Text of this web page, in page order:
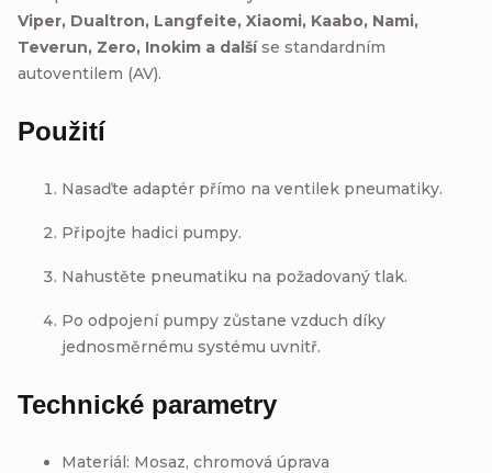
Viper, Dualtron, Langfeite, Xiaomi, Kaabo, Nami,
Teverun, Zero, Inokim a dalšíse standardním
autoventilem (AV).
Použití
Nasaďte adaptér přímo na ventilek pneumatiky.
Připojte hadici pumpy.
Nahustěte pneumatiku na požadovaný tlak.
Po odpojení pumpy zůstane vzduch díky
jednosměrnému systému uvnitř.
Technické parametry
Materiál: Mosaz, chromová úprava